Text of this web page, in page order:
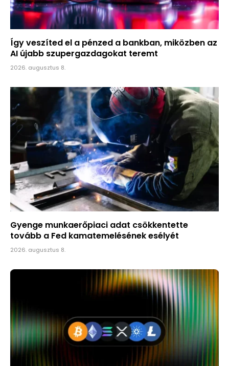
Így veszíted el a pénzed a bankban, miközben az
AI újabb szupergazdagokat teremt
2026. augusztus 8.
Gyenge munkaerőpiaci adat csökkentette
tovább a Fed kamatemelésének esélyét
2026. augusztus 8.